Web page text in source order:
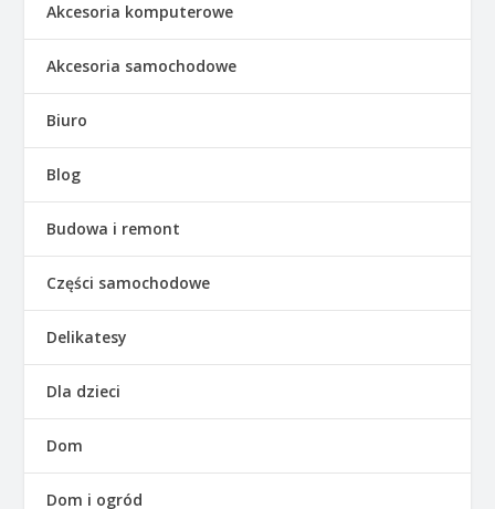
Akcesoria komputerowe
Akcesoria samochodowe
Biuro
Blog
Budowa i remont
Części samochodowe
Delikatesy
Dla dzieci
Dom
Dom i ogród